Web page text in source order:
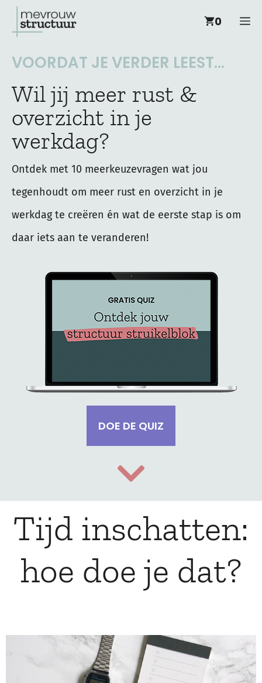
naar
0
VOORDAT JE VERDER LEEST...
Wil jij meer rust &
overzicht in je
werkdag?
Ontdek met 10 meerkeuzevragen wat jou
tegenhoudt om meer rust en overzicht in je
werkdag te creëren én wat de eerste stap is om
daar iets aan te veranderen!
DOE DE QUIZ
Tijd inschatten:
hoe doe je dat?